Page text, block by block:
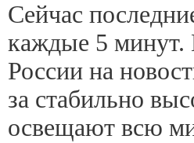
Сейчас
каждые 5 минут.
России на
за стабильно
освещают всю